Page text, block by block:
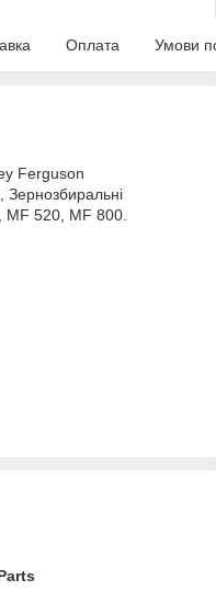
Оплата Умови
Ferguson
520, MF 800.